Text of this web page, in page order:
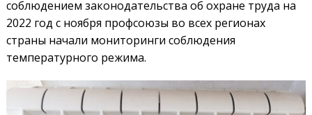
соблюдением законодательства об охране труда на
2022 год с ноября профсоюзы во всех регионах
страны начали мониторинги соблюдения
температурного режима.